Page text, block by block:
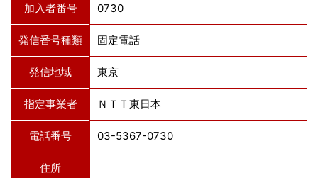
加入者番号 0730
発信番号種類 固定電話
発信地域 東京
指定事業者 ＮＴＴ東日本
電話番号 03-5367-0730
住所